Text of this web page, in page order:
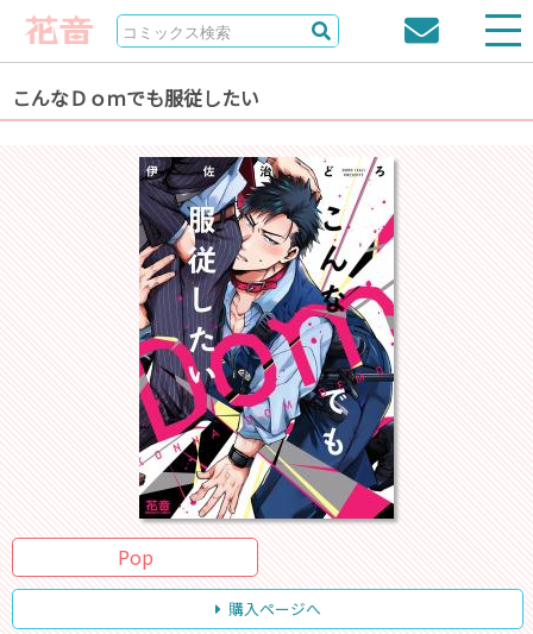
こんなＤｏｍでも服従したい
Pop
購入ページへ